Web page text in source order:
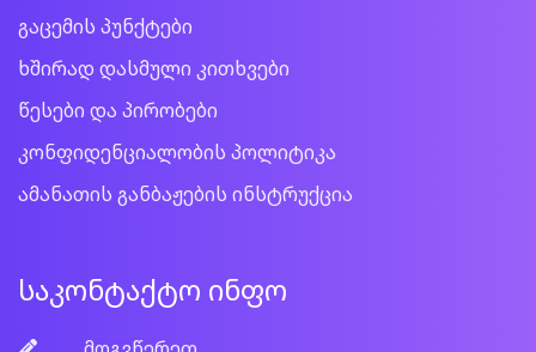
გაცემის პუნქტები
ხშირად დასმული კითხვები
წესები და პირობები
კონფიდენციალობის პოლიტიკა
ამანათის განბაჟების ინსტრუქცია
საკონტაქტო ინფო